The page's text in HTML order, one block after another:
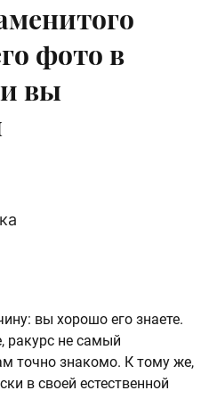
фото в
вы
вы хорошо его знаете.
ракурс не самый
точно знакомо. К тому же,
в своей естественной